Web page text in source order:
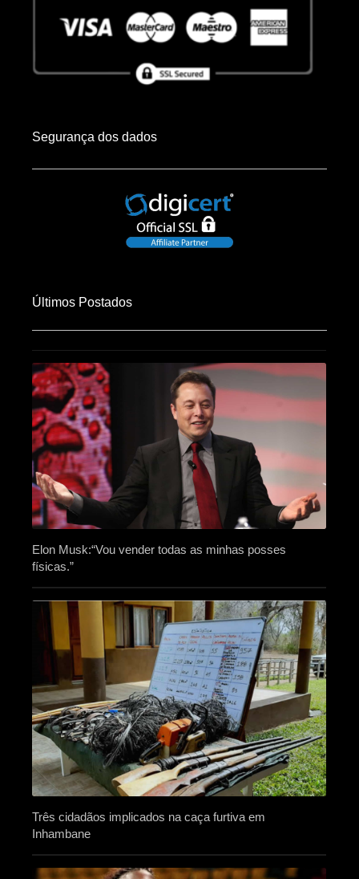
Segurança dos dados
Últimos Postados
Elon Musk:“Vou vender todas as minhas posses
físicas.”
Três cidadãos implicados na caça furtiva em
Inhambane